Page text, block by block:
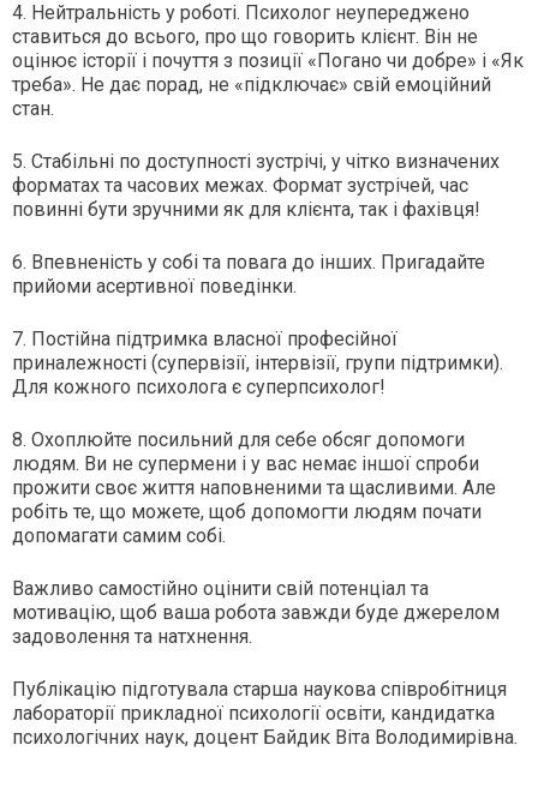
4. Нейтральність у роботі. Психолог неупереджено
ставиться до всього, про що говорить клієнт. Він не
оцінює історії і почуття з позиції «Погано чи добре» і «Як
треба». Не дає порад, не «підключає» свій емоційний
стан.
5. Стабільні по доступності зустрічі, у чітко визначених
форматах та часових межах. Формат зустрічей, час
повинні бути зручними як для клієнта, так і фахівця!
6. Впевненість у собі та повага до інших. Пригадайте
прийоми асертивної поведінки.
7. Постійна підтримка власної професійної
приналежності (супервізії, інтервізії, групи підтримки).
Для кожного психолога є суперпсихолог!
8. Охоплюйте посильний для себе обсяг допомоги
людям. Ви не супермени і у вас немає іншої спроби
прожити своє життя наповненими та щасливими. Але
робіть те, що можете, щоб допомогти людям почати
допомагати самим собі.
Важливо самостійно оцінити свій потенціал та
мотивацію, щоб ваша робота завжди буде джерелом
задоволення та натхнення.
Публікацію підготувала старша наукова співробітниця
лабораторії прикладної психології освіти, кандидатка
психологічних наук, доцент Байдик Віта Володимирівна.